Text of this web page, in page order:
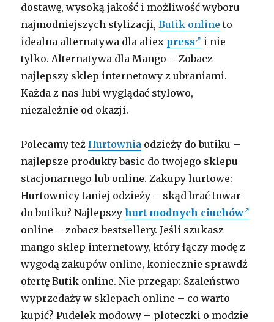
dostawę, wysoką jakość i możliwość wyboru
najmodniejszych stylizacji,Butik online to
idealna alternatywa dla aliex press
i nie
tylko. Alternatywa dla Mango – Zobacz
najlepszy sklep internetowy z ubraniami.
Każda z nas lubi wyglądać stylowo,
niezależnie od okazji.
Polecamy teżHurtownia odzieży do butiku –
najlepsze produkty basic do twojego sklepu
stacjonarnego lub online. Zakupy hurtowe:
Hurtownicy taniej odzieży – skąd brać towar
do butiku? Najlepszyhurt modnych ciuchów
online – zobacz bestsellery. Jeśli szukasz
mango sklep internetowy, który łączy modę z
wygodą zakupów online, koniecznie sprawdź
ofertę Butik online. Nie przegap: Szaleństwo
wyprzedaży w sklepach online – co warto
kupić? Pudelek modowy – ploteczki o modzie